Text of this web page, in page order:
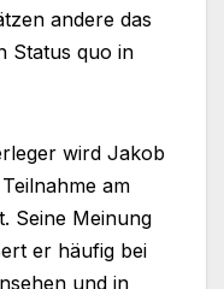
andere das
Status quo in
wird Jakob
am
Seine Meinung
er häufig bei
und in